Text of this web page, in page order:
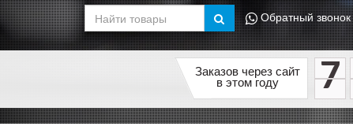
Обратный звонок
Заказов через сайт
в этом году 7